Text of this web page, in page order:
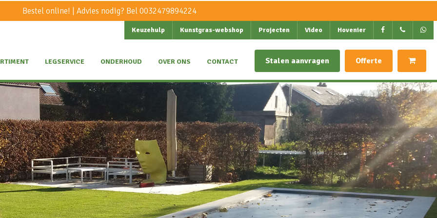
Bestel online! | Advies nodig? Bel0032479894224
Keuzehulp Kunstgras-webshop Projecten Video Hovenier
LEGSERVICE ONDERHOUD OVER ONS CONTACT Stalen aanvragen Offerte